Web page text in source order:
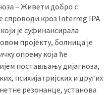
– Живети добро с
спроводи кроз Interreg IPA
је суфинансирала
пројекту, болница је
опрему која ће
постављању дијагноза,
психијатријских и других
резонанце, установа